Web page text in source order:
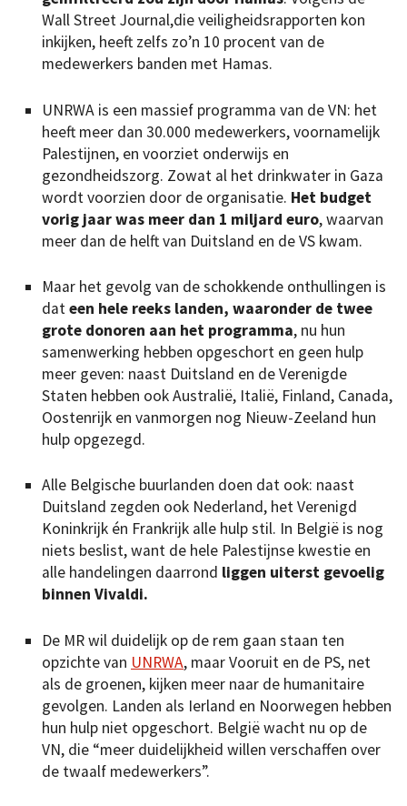
Wall Street Journal,die veiligheidsrapporten kon
inkijken, heeft zelfs zo’n 10 procent van de
medewerkers banden met Hamas.
UNRWA is een massief programma van de VN: het
heeft meer dan 30.000 medewerkers, voornamelijk
Palestijnen, en voorziet onderwijs en
gezondheidszorg. Zowat al het drinkwater in Gaza
wordt voorzien door de organisatie. Het budget
vorig jaar was meer dan 1 miljard euro, waarvan
meer dan de helft van Duitsland en de VS kwam.
Maar het gevolg van de schokkende onthullingen is
dateen hele reeks landen, waaronder de twee
grote donoren aan het programma, nu hun
samenwerking hebben opgeschort en geen hulp
meer geven: naast Duitsland en de Verenigde
Staten hebben ook Australië, Italië, Finland, Canada,
Oostenrijk en vanmorgen nog Nieuw-Zeeland hun
hulp opgezegd.
Alle Belgische buurlanden doen dat ook: naast
Duitsland zegden ook Nederland, het Verenigd
Koninkrijk én Frankrijk alle hulp stil. In België is nog
niets beslist, want de hele Palestijnse kwestie en
alle handelingen daarrond liggen uiterst gevoelig
binnen Vivaldi.
De MR wil duidelijk op de rem gaan staan ten
opzichte van UNRWA, maar Vooruit en de PS, net
als de groenen, kijken meer naar de humanitaire
gevolgen. Landen als Ierland en Noorwegen hebben
hun hulp niet opgeschort. België wacht nu op de
VN, die “meer duidelijkheid willen verschaffen over
de twaalf medewerkers”.